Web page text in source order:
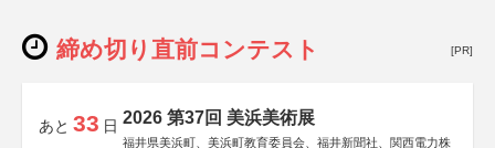
締め切り直前コンテスト [PR]
あと 33 日 2026 第37回 美浜美術展
福井県美浜町、美浜町教育委員会、福井新聞社、関西電力株